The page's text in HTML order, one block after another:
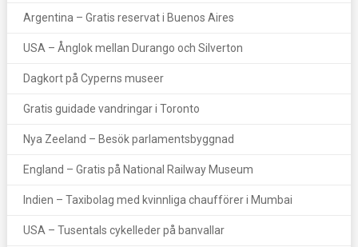
Argentina – Gratis reservat i Buenos Aires
USA – Ånglok mellan Durango och Silverton
Dagkort på Cyperns museer
Gratis guidade vandringar i Toronto
Nya Zeeland – Besök parlamentsbyggnad
England – Gratis på National Railway Museum
Indien – Taxibolag med kvinnliga chaufförer i Mumbai
USA – Tusentals cykelleder på banvallar